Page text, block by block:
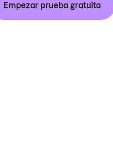
Empezar prueba gratuita